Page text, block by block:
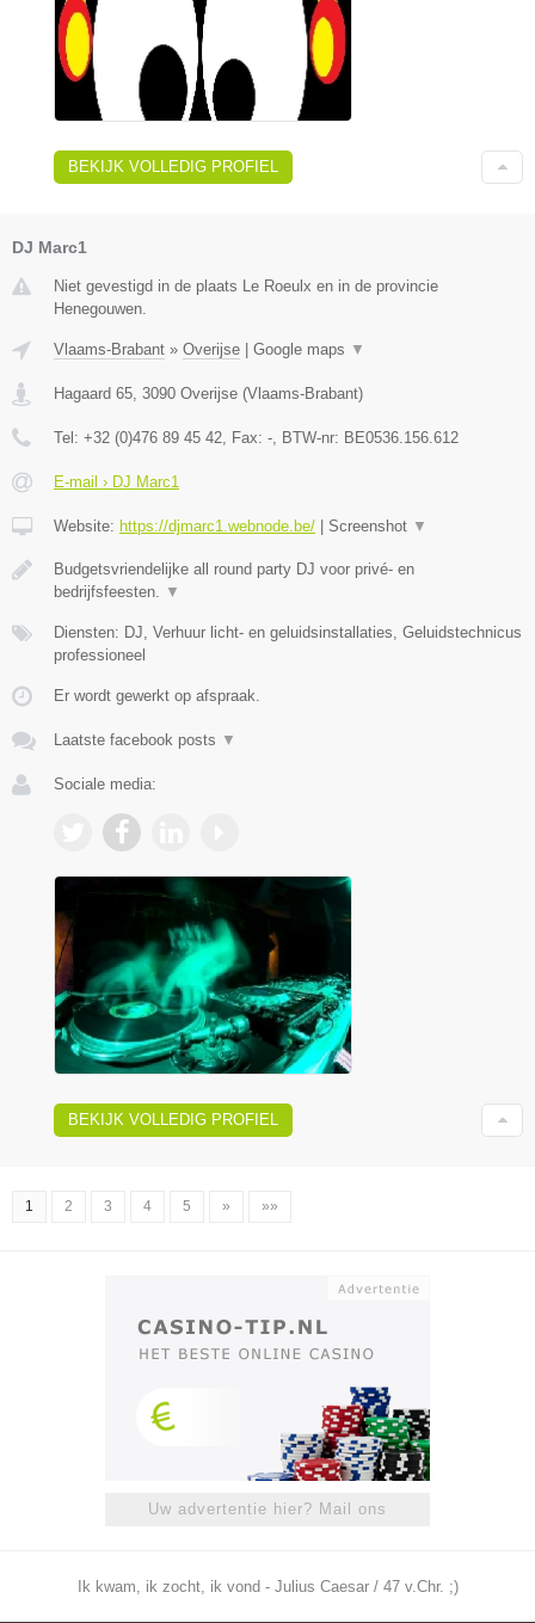
BEKIJK VOLLEDIG PROFIEL
DJ Marc1
Niet gevestigd in de plaats Le Roeulx en in de provincie
Henegouwen.
Vlaams-Brabant » Overijse | Google maps ▼
Hagaard 65 3090 Overijse (Vlaams-Brabant)
Tel: +32 (0)476 89 45 42 , Fax: - , BTW-nr: BE0536.156.612
E-mail › DJ Marc1
Website: https://djmarc1.webnode.be/ | Screenshot ▼
Budgetsvriendelijke all round party DJ voor privé- en
bedrijfsfeesten.
▼
Diensten: DJ, Verhuur licht- en geluidsinstallaties, Geluidstechnicus
professioneel
Er wordt gewerkt op afspraak.
Laatste facebook posts ▼
Sociale media:
BEKIJK VOLLEDIG PROFIEL
1 2 3 4 5 » »»
Uw advertentie hier? Mail ons
Ik kwam, ik zocht, ik vond - Julius Caesar / 47 v.Chr. ;)